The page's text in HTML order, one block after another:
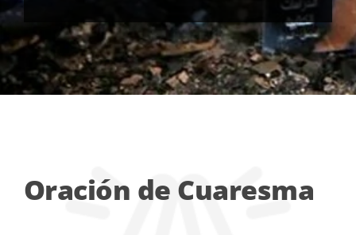
Oración de Cuaresma